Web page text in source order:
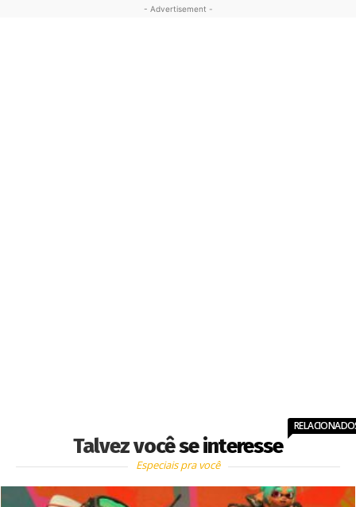
- Advertisement -
Talvez você se interesse
Especiais pra você